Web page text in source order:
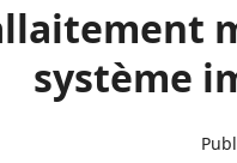
système